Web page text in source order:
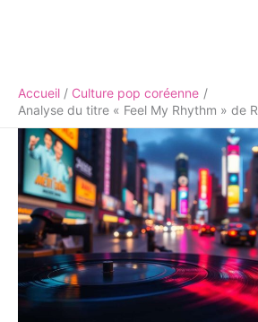
Accueil
Culture pop coréenne
Analyse du titre « Feel My Rhythm » de